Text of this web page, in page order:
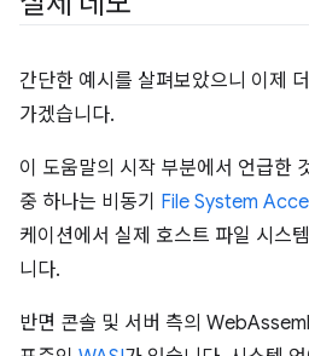
간단한 예시를 살펴보았으니 이제
가겠습니다.
이 도움말의 시작 부분에서 언급한
중 하나는 비동기 File System
케이션에서 실제 호스트 파일 시스
니다.
반면 콘솔 및 서버 측의